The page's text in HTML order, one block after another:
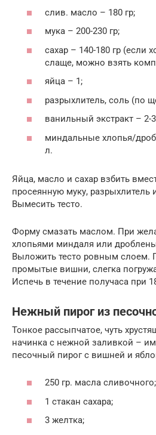
слив. масло – 180 гр;
мука – 200-230 гр;
сахар – 140-180 гр (если
слаще, можно взять
яйца – 1;
разрыхлитель, соль (по
ванильный экстракт – 2-
миндальные хлопья/
л.
Яйца, масло и сахар взбить
просеянную муку, разрыхлитель
Вымесить тесто.
Форму смазать маслом. При
хлопьями миндаля или
Выложить тесто ровным слоем.
промытые вишни, слегка
Испечь в течение получаса при
Нежный пирог из
Тонкое рассыпчатое, чуть
начинка с нежной заливкой –
песочный пирог с вишней и
250 гр. масла сливочного;
1 стакан сахара;
3 желтка;